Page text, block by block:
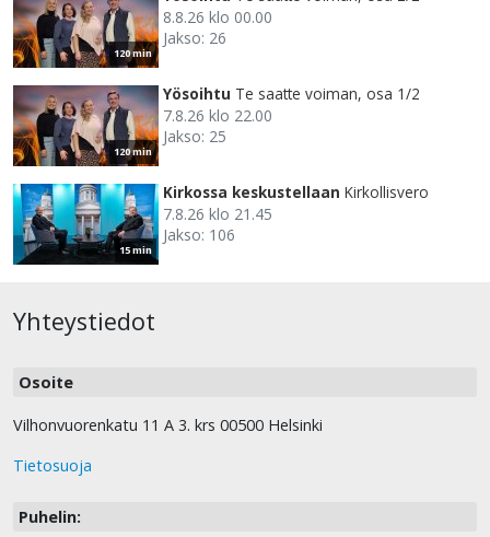
120 min
8.8.26 klo 00.00
Jakso: 26
120 min
Yösoihtu Te saatte voiman, osa 1/2
7.8.26 klo 22.00
Jakso: 25
15 min
Kirkossa keskustellaan Kirkollisvero
7.8.26 klo 21.45
Jakso: 106
Yhteystiedot
Osoite
Vilhonvuorenkatu 11 A 3. krs 00500 Helsinki
Tietosuoja
Puhelin: